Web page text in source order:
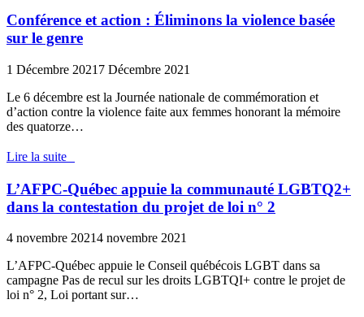
Conférence et action : Éliminons la violence basée
sur le genre
1 Décembre 2021 7 Décembre 2021
Le 6 décembre est la Journée nationale de commémoration et
d’action contre la violence faite aux femmes honorant la mémoire
des quatorze…
Lire la suite
L’AFPC-Québec appuie la communauté LGBTQ2+
dans la contestation du projet de loi n° 2
4 novembre 20214 novembre 2021
L’AFPC-Québec appuie le Conseil québécois LGBT dans sa
campagne Pas de recul sur les droits LGBTQI+ contre le projet de
loi n° 2, Loi portant sur…